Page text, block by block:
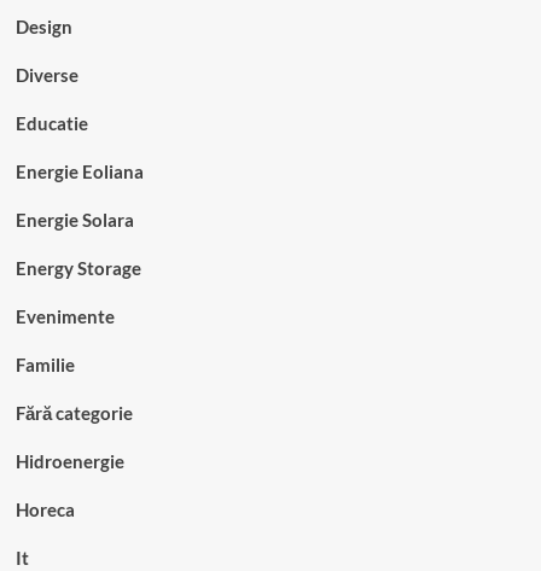
Design
Diverse
Educatie
Energie Eoliana
Energie Solara
Energy Storage
Evenimente
Familie
Fără categorie
Hidroenergie
Horeca
It